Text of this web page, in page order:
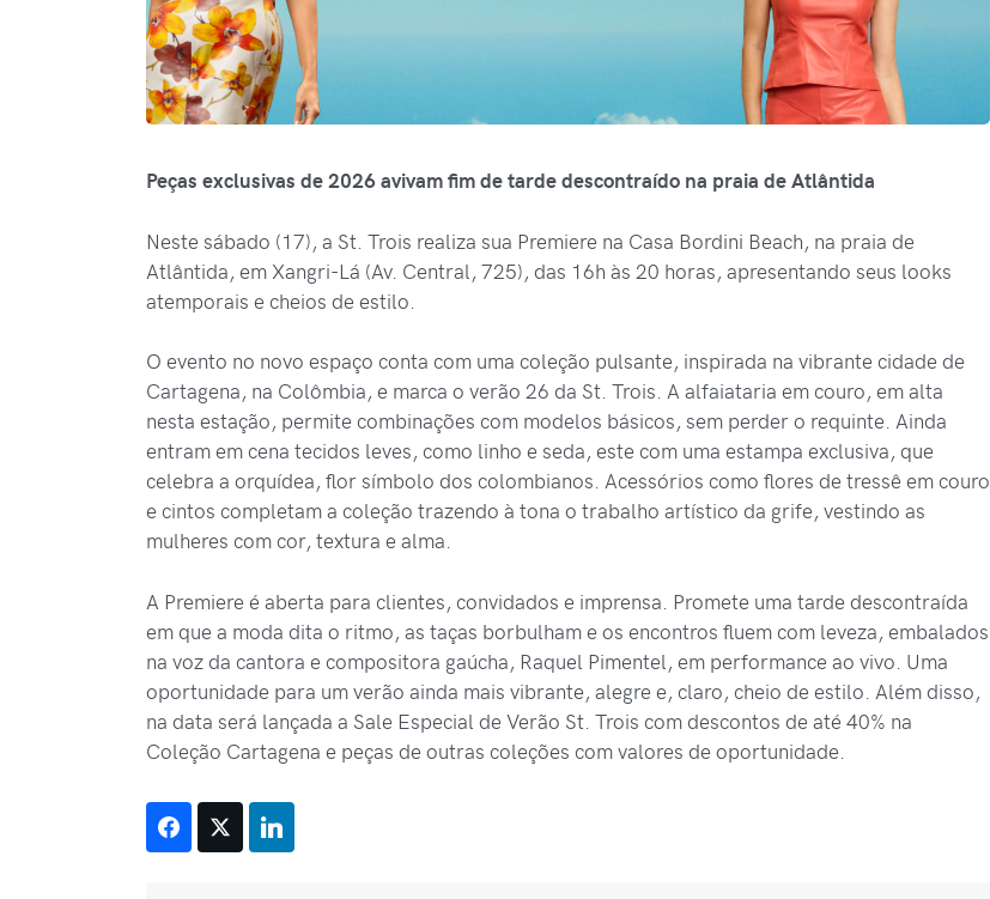
Peças exclusivas de 2026 avivam fim de tarde descontraído na praia de Atlântida
Neste sábado (17), a St. Trois realiza sua Premiere na Casa Bordini Beach, na praia de
Atlântida, em Xangri-Lá (Av. Central, 725), das 16h às 20 horas, apresentando seus looks
atemporais e cheios de estilo.
O evento no novo espaço conta com uma coleção pulsante, inspirada na vibrante cidade de
Cartagena, na Colômbia, e marca o verão 26 da St. Trois. A alfaiataria em couro, em alta
nesta estação, permite combinações com modelos básicos, sem perder o requinte. Ainda
entram em cena tecidos leves, como linho e seda, este com uma estampa exclusiva, que
celebra a orquídea, flor símbolo dos colombianos. Acessórios como flores de tressê em couro
e cintos completam a coleção trazendo à tona o trabalho artístico da grife, vestindo as
mulheres com cor, textura e alma.
A Premiere é aberta para clientes, convidados e imprensa. Promete uma tarde descontraída
em que a moda dita o ritmo, as taças borbulham e os encontros fluem com leveza, embalados
na voz da cantora e compositora gaúcha, Raquel Pimentel, em performance ao vivo. Uma
oportunidade para um verão ainda mais vibrante, alegre e, claro, cheio de estilo. Além disso,
na data será lançada a Sale Especial de Verão St. Trois com descontos de até 40% na
Coleção Cartagena e peças de outras coleções com valores de oportunidade.